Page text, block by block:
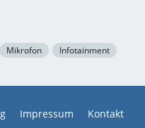
Mikrofon Infotainment
Impressum Kontakt